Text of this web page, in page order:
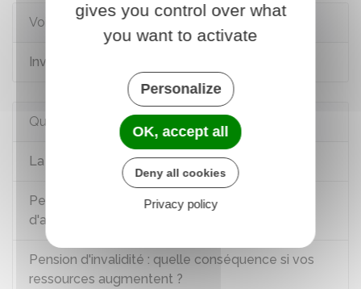
Voir aussi
Invalidité du salarié dans le secteur privé
Questions ? Réponses !
La pension d'invalidité est-elle saisissable ?
Peut-on cumuler la pension d'invalidité avec
d'autres revenus ?
Pension d'invalidité : quelle conséquence si vos
ressources augmentent ?
gives you control over what
you want to activate
Personalize
OK, accept all
Deny all cookies
Privacy policy